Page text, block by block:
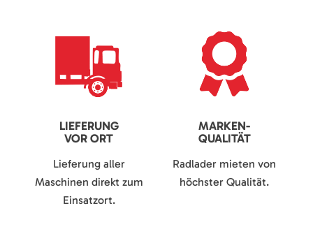
LIEFERUNG
VOR ORT
Lieferung aller
Maschinen direkt zum
Einsatzort.
MARKEN-
QUALITÄT
Radlader mieten von
höchster Qualität.